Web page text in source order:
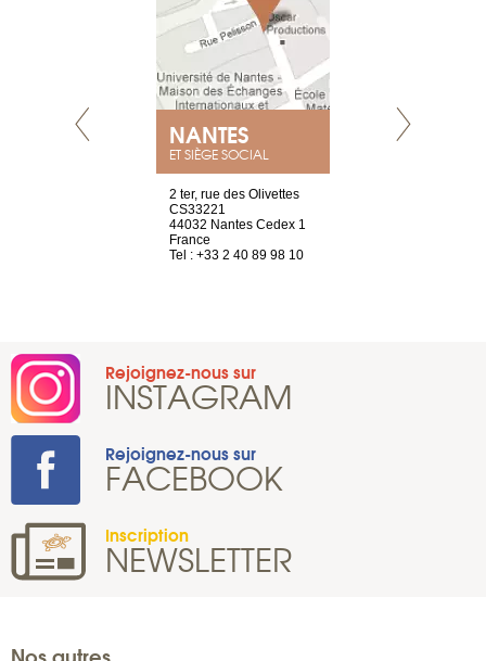
NANTES
ET SIÈGE SOCIAL
2 ter, rue des Olivettes
CS33221
44032 Nantes Cedex 1
France
Tel : +33 2 40 89 98 10
Rejoignez-nous sur
INSTAGRAM
Rejoignez-nous sur
FACEBOOK
Inscription
NEWSLETTER